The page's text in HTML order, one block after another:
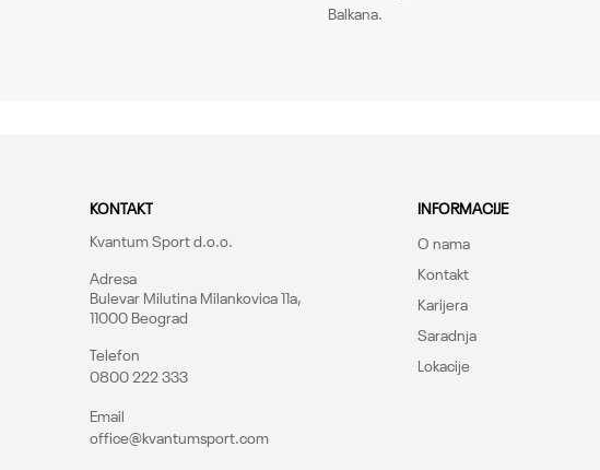
Pošalji
Balkana.
KONTAKT
Kvantum Sport d.o.o.
Adresa
Bulevar Milutina Milankovica 11a,
11000 Beograd
Telefon
0800 222 333
Email
office@kvantumsport.com
INFORMACIJE
O nama
Kontakt
Karijera
Saradnja
Lokacije